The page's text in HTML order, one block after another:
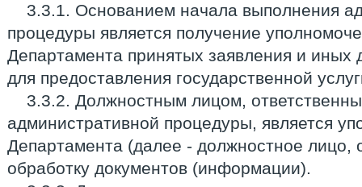
3.3.1. Основанием начала выполнения
процедуры является получение
Департамента принятых заявления и иных
для предоставления государственной
3.3.2. Должностным лицом,
административной процедуры, является
Департамента (далее - должностное лицо,
обработку документов (информации).